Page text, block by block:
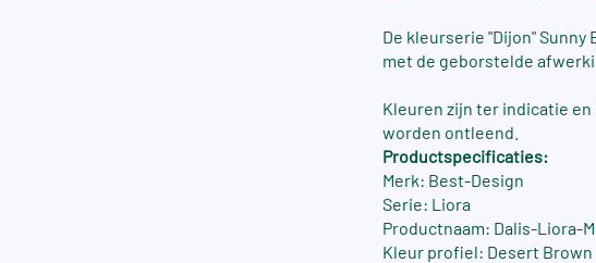
De kleurserie "Dijon"
met de geborstelde
Kleuren zijn ter indicatie
worden ontleend.
Productspecificaties:
Merk: Best-Design
Serie: Liora
Productnaam: Dalis-Liora-
Kleur profiel: Desert Brown